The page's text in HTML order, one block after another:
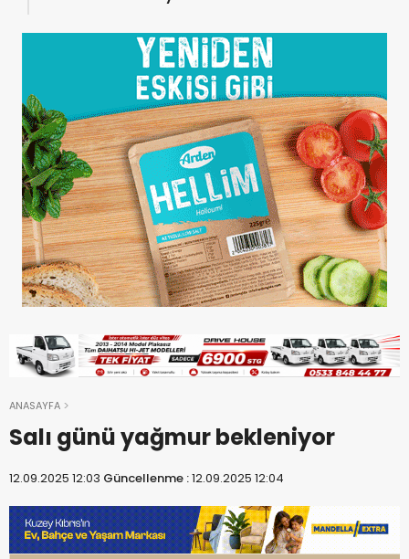
ANASAYFA
Salı günü yağmur bekleniyor
12.09.2025 12:03 Güncellenme :12.09.2025 12:04